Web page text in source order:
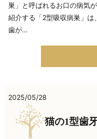
巣」と呼ばれるお口の病気
紹介する「2型吸収病巣」は
歯が…
2025/05/28
猫の1型歯